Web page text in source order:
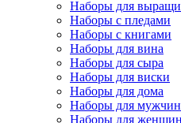
Наборы для
Наборы с пледами
Наборы с книгами
Наборы для вина
Наборы для сыра
Наборы для виски
Наборы для дома
Наборы для мужчин
Наборы для женщин